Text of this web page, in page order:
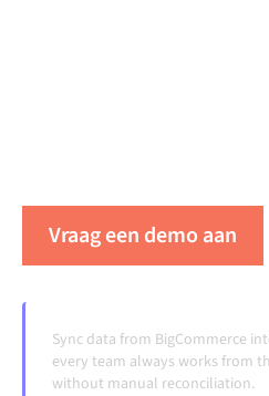
Vraag een demo aan
Sync data from BigCommerce
every team always works from
without manual reconciliation.